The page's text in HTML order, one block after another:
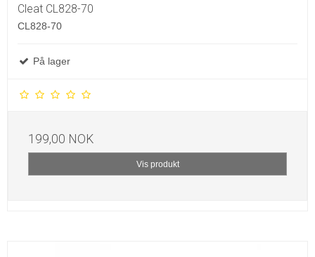
Cleat CL828-70
CL828-70
På lager
199,00 NOK
Vis produkt